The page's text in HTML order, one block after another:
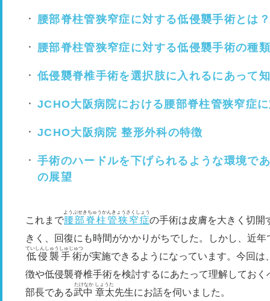
腰部脊柱管狭窄症に対する低侵襲手術とは？
腰部脊柱管狭窄症に対する低侵襲手術の
低侵襲脊椎手術を選択肢に入れるにあって
JCHO大阪病院における腰部脊柱管狭窄症
JCHO大阪病院 整形外科の特徴
手術のハードルを下げられるような環境
の展望
これまで腰部脊柱管狭窄症
ようぶせきちゅうかんきょうさくしょう
の手術は皮膚を大きく切開
きく、回復にも時間がかかりがちでした。しかし、近
低侵襲手術
ていしんしゅうしゅじゅつ
が実施できるようになっています。今回
徴や低侵襲脊椎手術を検討するにあたって理解してお
部長である武中 章太
たけなか しょうた
先生にお話を伺いました。